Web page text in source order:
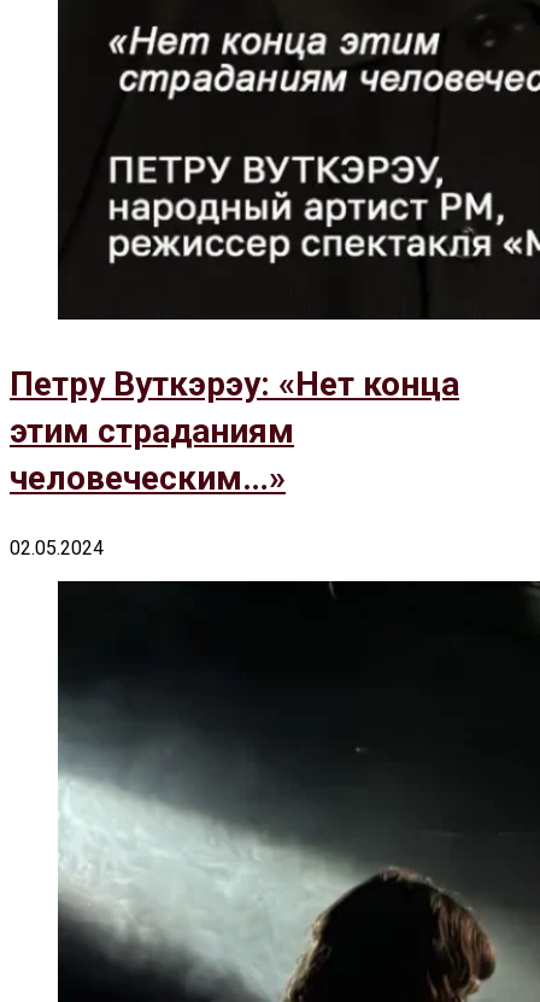
Петру Вуткэрэу: «Нет конца
этим страданиям
человеческим…»
02.05.2024